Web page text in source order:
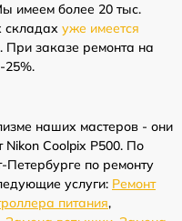
имеем более 20 тыс.
складах уже имеется
. При заказе ремонта на
25%.
наших мастеров - они
Nikon Coolpix P500. По
по ремонту
услуги: Ремонт
питания,